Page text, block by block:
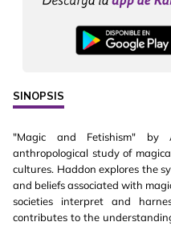
SINOPSIS
"Magic and Fetishism" by
anthropological study of
cultures. Haddon explores the
and beliefs associated with
societies interpret and
contributes to the